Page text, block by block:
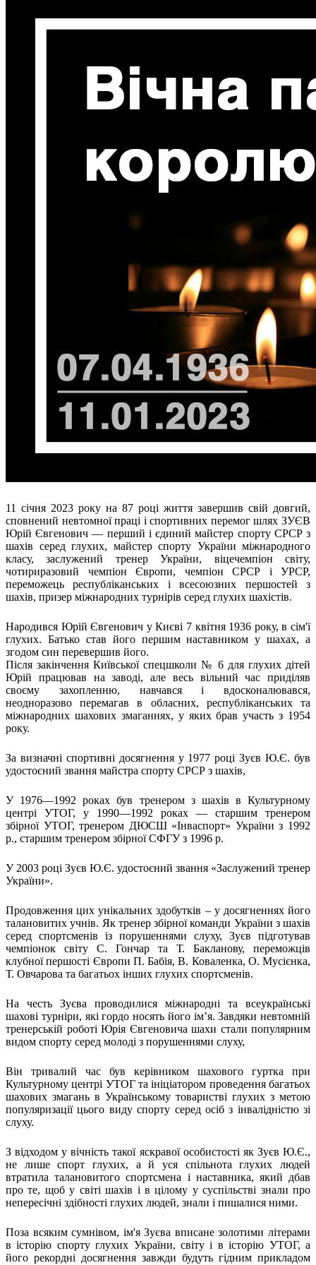
Працевлаштування
Про глухих
Важлива інформація
Благодійні справи
Історія глухих
Коронавірус
Про УТОГ
Керівництво УТОГ
Всеукраїнська Рада голів обласних
організацій УТОГ
Всеукраїнська Рада ветеранів УТОГ
Всеукраїнська Рада перекладачів жестової
мови УТОГ
Всеукраїнська Рада директорів УТОГ
Всеукраїнська молодіжна Рада УТОГ
Підприємства УТОГ
Рекорди УТОГ
Видання УТОГ
Звіти
Посилання сторінок УТОГ
Контакти
Навчальні програми
Для абітурієнтів
Українська жестова мова
Географія
Правознавство
Я досліджую світ
Реєстр перекладачів жестової мови Українського
товариства глухих
"Сервіс УТОГ"
Атестація
Безбар'єрність для глухих
Вінницька область
Волинська область
Дніпропетровська область
Донецька область
Запорізька область
Івано-Франківська область
Київ
Київська область
Кіровоградська область
Львівська область
Миколаївська область
Одеська область
Рівненська область
Сумська область
Тернопільська область
Харківська область
Херсонська область
Черкаська область
Чернівецька область
Чернігівська область
питань укладення договорів
Вивчаємо жестову мову
Ресурс для вивчення жестових мов різних країн
ЦУЖМ
Проєкт "Жестова мова для поліцейських"
Про шахрайські схеми
ВІКТОРИНА
На допомогу військовим
11 січня 2023 року на 87 році життя завершив свій довгий,
сповнений невтомної праці і спортивних перемог шлях ЗУЄВ
Юрій Євгенович — перший і єдиний майстер спорту СРСР з
шахів серед глухих, майстер спорту України міжнародного
класу, заслужений тренер України, віцечемпіон світу,
чотириразовий чемпіон Європи, чемпіон СРСР і УРСР,
переможець республіканських і всесоюзних першостей з
шахів, призер міжнародних турнірів серед глухих шахістів.
Народився Юрій Євгенович у Києві 7 квітня 1936 року, в сім'ї
глухих. Батько став його першим наставником у шахах, а
згодом син перевершив його.
Після закінчення Київської спецшколи № 6 для глухих дітей
Юрій працював на заводі, але весь вільний час приділяв
своєму захопленню, навчався і вдосконалювався,
неодноразово перемагав в обласних, республіканських та
міжнародних шахових змаганнях, у яких брав участь з 1954
року.
За визначні спортивні досягнення у 1977 році Зуєв Ю.Є. був
удостоєний звання майстра спорту СРСР з шахів,
У 1976—1992 роках був тренером з шахів в Культурному
центрі УТОГ, у 1990—1992 роках — старшим тренером
збірної УТОГ, тренером ДЮСШ «Інваспорт» України з 1992
р., старшим тренером збірної СФГУ з 1996 р.
У 2003 році Зуєв Ю.Є. удостоєний звання «Заслужений тренер
України».
Продовження цих унікальних здобутків – у досягненнях його
талановитих учнів. Як тренер збірної команди України з шахів
серед спортсменів із порушеннями слуху, Зуєв підготував
чемпіонок світу С. Гончар та Т. Бакланову, переможців
клубної першості Європи П. Бабія, В. Коваленка, О. Мусієнка,
Т. Овчарова та багатьох інших глухих спортсменів.
На честь Зуєва проводилися міжнародні та всеукраїнські
шахові турніри, які гордо носять його ім’я. Завдяки невтомній
тренерській роботі Юрія Євгеновича шахи стали популярним
видом спорту серед молоді з порушеннями слуху,
Він тривалий час був керівником шахового гуртка при
Культурному центрі УТОГ та ініціатором проведення багатьох
шахових змагань в Українському товаристві глухих з метою
популяризації цього виду спорту серед осіб з інвалідністю зі
слуху.
З відходом у вічність такої яскравої особистості як Зуєв Ю.Є.,
не лише спорт глухих, а й уся спільнота глухих людей
втратила талановитого спортсмена і наставника, який дбав
про те, щоб у світі шахів і в цілому у суспільстві знали про
непересічні здібності глухих людей, знали і пишалися ними.
Поза всяким сумнівом, ім'я Зуєва вписане золотими літерами
в історію спорту глухих України, світу і в історію УТОГ, а
його рекордні досягнення завжди будуть гідним прикладом